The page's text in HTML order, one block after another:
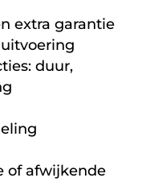
extra garantie
duur,
of afwijkende